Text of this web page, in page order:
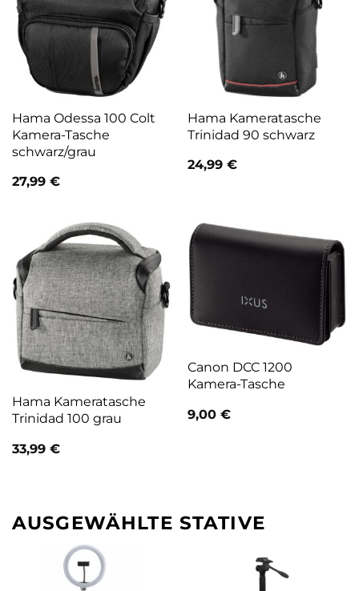
Hama Odessa 100 Colt
Kamera-Tasche
schwarz/grau
27,99 €
Hama Kameratasche
Trinidad 90 schwarz
24,99 €
Hama Kameratasche
Trinidad 100 grau
33,99 €
Canon DCC 1200
Kamera-Tasche
9,00 €
AUSGEWÄHLTE STATIVE